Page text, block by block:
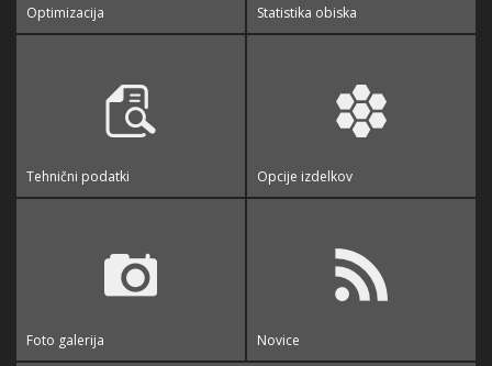
Optimizacija Statistika obiska
Tehnični podatki Opcije izdelkov
Foto galerija Novice